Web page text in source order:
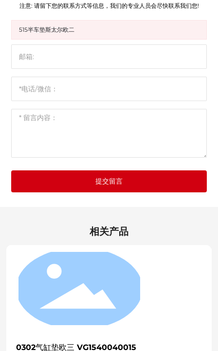
注意: 请留下您的联系方式等信息，我们的专业人员会尽快联系我们您!
515半车垫斯太尔欧二
提交留言
相关产品
垫欧三 VG1540040015